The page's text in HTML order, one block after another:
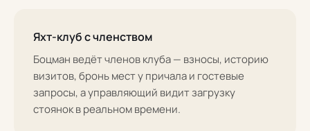
Яхт-клуб с членством
Боцман ведёт членов клуба — взносы, историю
визитов, бронь мест у причала и гостевые
запросы, а управляющий видит загрузку
стоянок в реальном времени.